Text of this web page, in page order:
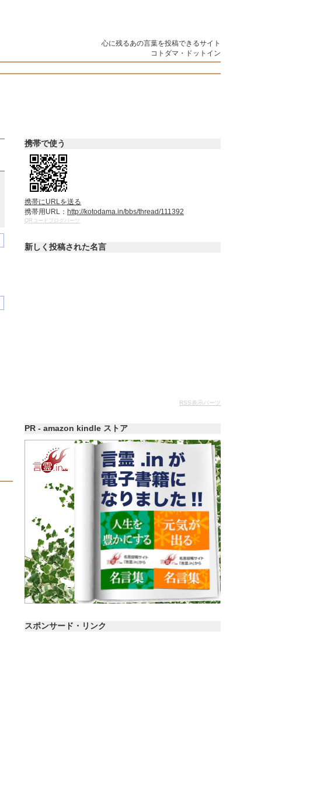
心に残るあの言葉を投稿できるサイト
コトダマ・ドットイン
携帯で使う
携帯にURLを送る
携帯用URL： http://kotodama.in/bbs/thread/111392
QRコードブログパーツ
新しく投稿された名言
RSS表示パーツ
PR - amazon kindle ストア
スポンサード・リンク